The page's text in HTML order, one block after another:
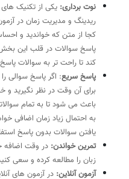
نوت برداری: یکی از تکنیک
ریدینگ و مدیریت زمان در
کجا از متن که خواندید و
پاسخ سوالات در قلب این
کند تا راحت تر به سوالات
پاسخ سریع: اگر پاسخ سوالی
برای آن وقت در نظر نگیرید و
باعث می شود تا به تمام
به احتمال زیاد زمان اضافی
یافتن سوالات بدون پاسخ
تمرین خواندن: در وقت اضافه
زبان را مطالعه کرده و سعی
آزمون آنلاین: در آزمون های